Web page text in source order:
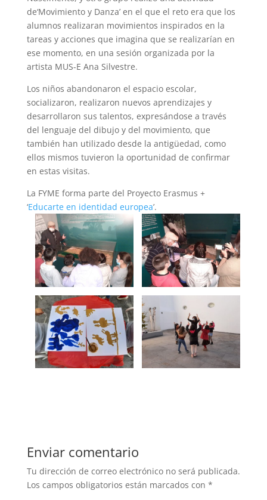
de‘Movimiento y Danza’ en el que el reto era que los
alumnos realizaran movimientos inspirados en la
tareas y acciones que imagina que se realizarían en
ese momento, en una sesión organizada por la
artista MUS-E Ana Silvestre.
Los niños abandonaron el espacio escolar,
socializaron, realizaron nuevos aprendizajes y
desarrollaron sus talentos, expresándose a través
del lenguaje del dibujo y del movimiento, que
también han utilizado desde la antigüedad, como
ellos mismos tuvieron la oportunidad de confirmar
en estas visitas.
La FYME forma parte del Proyecto Erasmus +
‘Educarte en identidad europea’.
Enviar comentario
Tu dirección de correo electrónico no será publicada.
Los campos obligatorios están marcados con *